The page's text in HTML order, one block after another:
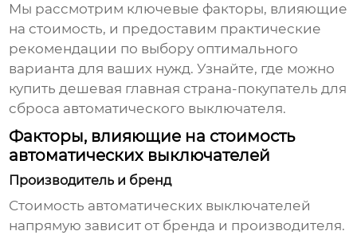
Мы рассмотрим ключевые факторы, влияющие
на стоимость, и предоставим практические
рекомендации по выбору оптимального
варианта для ваших нужд. Узнайте, где можно
купитьдешевая главная страна-покупатель для
сброса автоматического выключателя.
Факторы, влияющие на стоимость
автоматических выключателей
Производитель и бренд
Стоимость автоматических выключателей
напрямую зависит от бренда и производителя.